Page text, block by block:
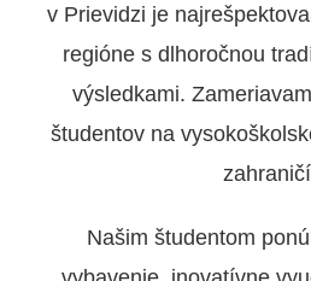
v Prievidzi je
regióne s dlhoročnou
výsledkami.
študentov na
Našim študentom